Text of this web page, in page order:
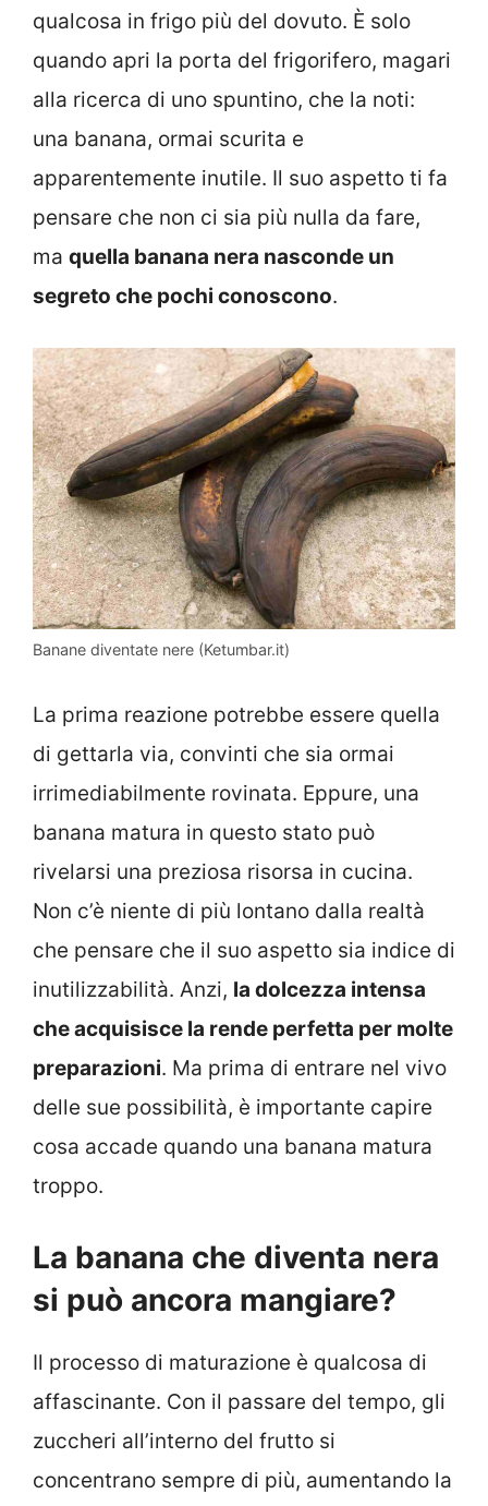
qualcosa in frigo più del dovuto. È solo
quando apri la porta del frigorifero, magari
alla ricerca di uno spuntino, che la noti:
una banana, ormai scurita e
apparentemente inutile. Il suo aspetto ti fa
pensare che non ci sia più nulla da fare,
ma quella banana nera nasconde un
segreto che pochi conoscono.
Banane diventate nere (Ketumbar.it)
La prima reazione potrebbe essere quella
di gettarla via, convinti che sia ormai
irrimediabilmente rovinata. Eppure, una
banana matura in questo stato può
rivelarsi una preziosa risorsa in cucina.
Non c’è niente di più lontano dalla realtà
che pensare che il suo aspetto sia indice di
inutilizzabilità. Anzi, la dolcezza intensa
che acquisisce la rende perfetta per molte
preparazioni. Ma prima di entrare nel vivo
delle sue possibilità, è importante capire
cosa accade quando una banana matura
troppo.
La banana che diventa nera
si può ancora mangiare?
Il processo di maturazione è qualcosa di
affascinante. Con il passare del tempo, gli
zuccheri all’interno del frutto si
concentrano sempre di più, aumentando la